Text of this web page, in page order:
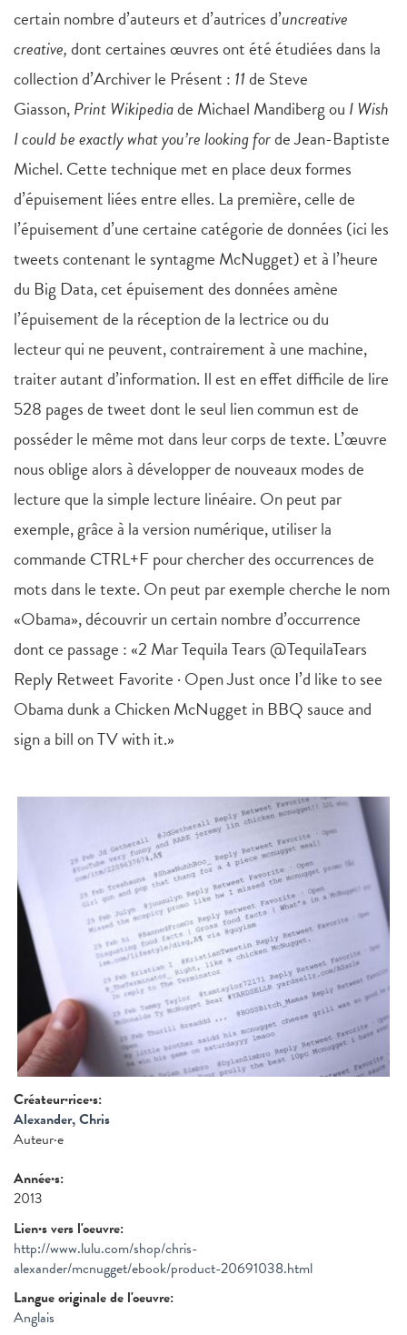
certain nombre d’auteurs et d’autrices d’uncreative
creative,dont certaines œuvres ont été étudiées dans la
collection d’Archiver le Présent : 11de Steve
Giasson,Print Wikipediade Michael Mandiberg ou I Wish
I could be exactly what you’re looking forde Jean-Baptiste
Michel. Cette technique met en place deux formes
d’épuisement liées entre elles. La première, celle de
l’épuisement d’une certaine catégorie de données (ici les
tweets contenant le syntagme McNugget) et à l’heure
du Big Data, cet épuisement des données amène
l’épuisement de la réception de la lectrice ou du
lecteur qui ne peuvent, contrairement à une machine,
traiter autant d’information. Il est en effet difficile de lire
528 pages de tweet dont le seul lien commun est de
posséder le même mot dans leur corps de texte. L’œuvre
nous oblige alors à développer de nouveaux modes de
lecture que la simple lecture linéaire. On peut par
exemple, grâce à la version numérique, utiliser la
commande CTRL+F pour chercher des occurrences de
mots dans le texte. On peut par exemple cherche le nom
«Obama», découvrir un certain nombre d’occurrence
dont ce passage : «2 Mar Tequila Tears @TequilaTears
Reply Retweet Favorite · Open Just once I’d like to see
Obama dunk a Chicken McNugget in BBQ sauce and
sign a bill on TV with it.»
Créateur·rice·s:
Alexander, Chris
Auteur·e
Année·s:
2013
Lien·s vers l'oeuvre:
http://www.lulu.com/shop/chris-
alexander/mcnugget/ebook/product-20691038.html
Langue originale de l'oeuvre:
Anglais